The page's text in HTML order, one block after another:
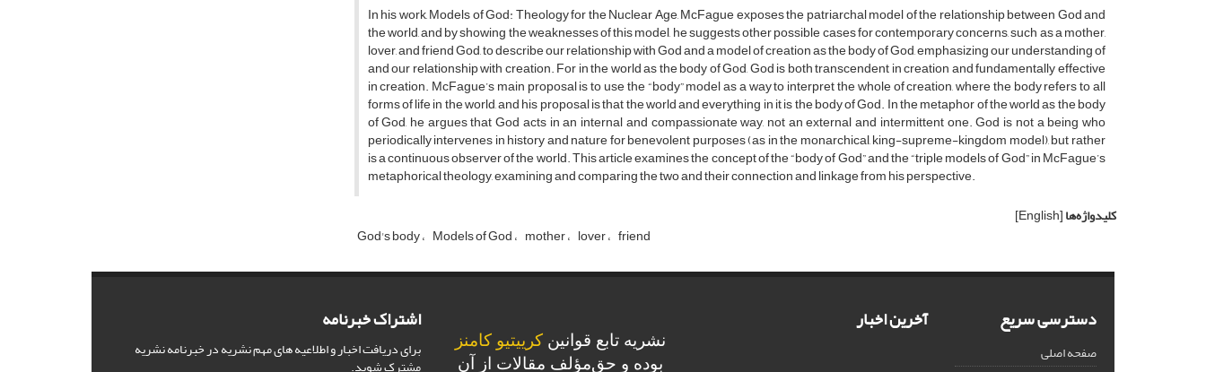
In his work, Models of God: Theology for the Nuclear Age, McFague exposes the patriarchal model of the relationship between God and
the world, and by showing the weaknesses of this model, he suggests other possible cases for contemporary concerns, such as a mother,
lover, and friend God, to describe our relationship with God and a model of creation as the body of God, emphasizing our understanding of
and our relationship with creation. For in the world as the body of God, God is both transcendent in creation and fundamentally effective
in creation. McFague’s main proposal is to use the “body” model as a way to interpret the whole of creation, where the body refers to all
forms of life in the world, and his proposal is that the world and everything in it is the body of God. In the metaphor of the world as the body
of God, he argues that God acts in an internal and compassionate way, not an external and intermittent one. God is not a being who
periodically intervenes in history and nature for benevolent purposes (as in the monarchical, king-supreme-kingdom model), but rather
is a continuous observer of the world. This article examines the concept of the “body of God” and the “triple models of God” in McFague’s
metaphorical theology, examining and comparing the two and their connection and linkage from his perspective.
کلیدواژه‌ها[English]
God's body Models of God mother lover friend
دسترسی سریع
صفحه اصلی
آخرین اخبار
نشریه تابع قوانین کرییتیو کامنز
بوده و حق‌مؤلف مقالات از آن
اشتراک خبرنامه
برای دریافت اخبار و اطلاعیه های مهم نشریه در خبرنامه نشریه
مشترک شوید.